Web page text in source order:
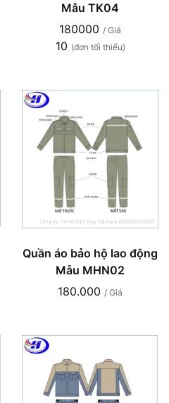
Mẫu TK04
180000 / Giá
10 (đơn tối thiểu)
Quần áo bảo hộ lao động
Mẫu MHN02
180.000 / Giá